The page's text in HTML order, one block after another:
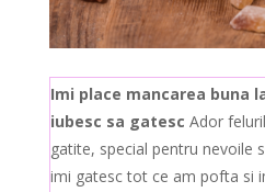
Imi place mancarea buna
iubesc sa gatesc Ador
gatite, special pentru nevoile
imi gatesc tot ce am pofta si